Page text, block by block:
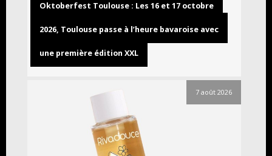
Oktoberfest Toulouse : Les 16 et 17 octobre
2026, Toulouse passe à l’heure bavaroise avec
une première édition XXL
7 août 2026